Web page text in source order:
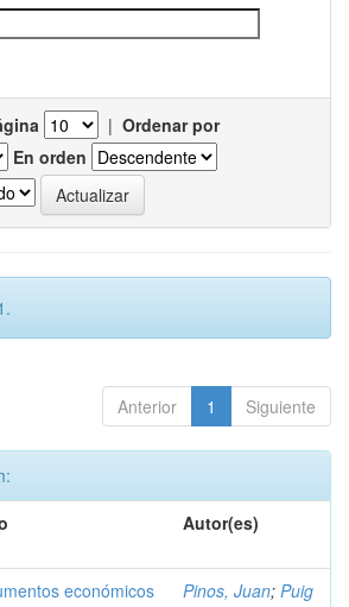
| Ordenar por
En orden
Anterior 1 Siguiente
Autor(es)
económicos
Pinos, Juan; Puig